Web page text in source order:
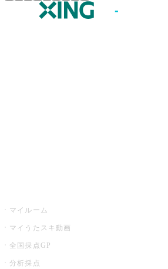
マイルーム
マイうたスキ動画
全国採点GP
分析採点